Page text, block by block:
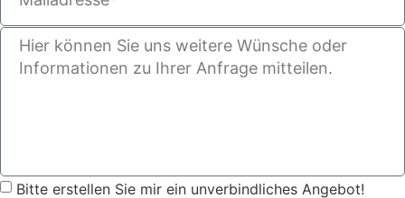
Bitte erstellen Sie mir ein unverbindliches Angebot!